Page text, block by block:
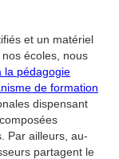
et un matériel
écoles, nous
la pédagogie
de formation
dispensant
Par ailleurs, au-
partagent le